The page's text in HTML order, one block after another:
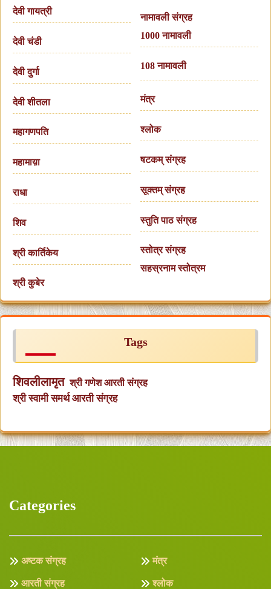
देवी गायत्री
देवी चंडी
देवी दुर्गा
देवी शीतला
महागणपति
महामाय़ा
राधा
शिव
श्री कार्तिकेय
श्री कुबेर
नामावली संग्रह
1000 नामावली
108 नामावली
मंत्र
श्लोक
षटकम् संग्रह
सूक्तम् संग्रह
स्तुति पाठ संग्रह
स्तोत्र संग्रह
सहस्रनाम स्तोत्रम
Tags
शिवलीलामृत श्री गणेश आरती संग्रह
श्री स्वामी समर्थ आरती संग्रह
Categories
अष्टक संग्रह
आरती संग्रह
मंत्र
श्लोक